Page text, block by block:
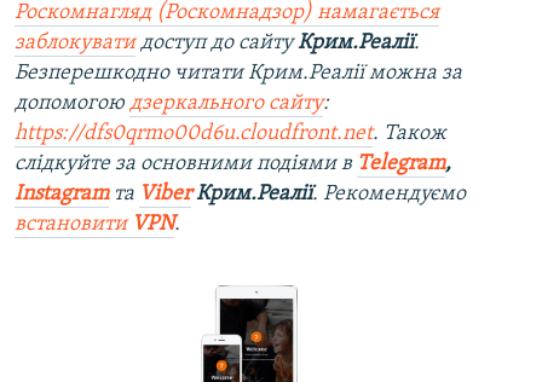
Роскомнагляд (Роскомнадзор) намагається
заблокуватидоступ до сайтуКрим.Реалії.
Безперешкодно читати Крим.Реалії можна за
допомогою дзеркального сайту:
https://dfs0qrmo00d6u.cloudfront.net. Також
слідкуйте за основними подіями в Telegram,
Instagramта ViberКрим.Реалії. Рекомендуємо
встановити VPN.